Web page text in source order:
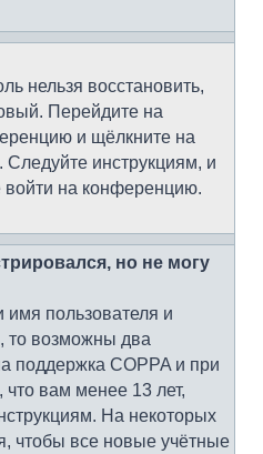
нельзя восстановить,
Перейдите на
и щёлкните на
. Следуйте инструкциям, и
на конференцию.
но не могу
имя пользователя и
то возможны два
поддержка COPPA и при
что вам менее 13 лет,
На некоторых
чтобы все новые учётные